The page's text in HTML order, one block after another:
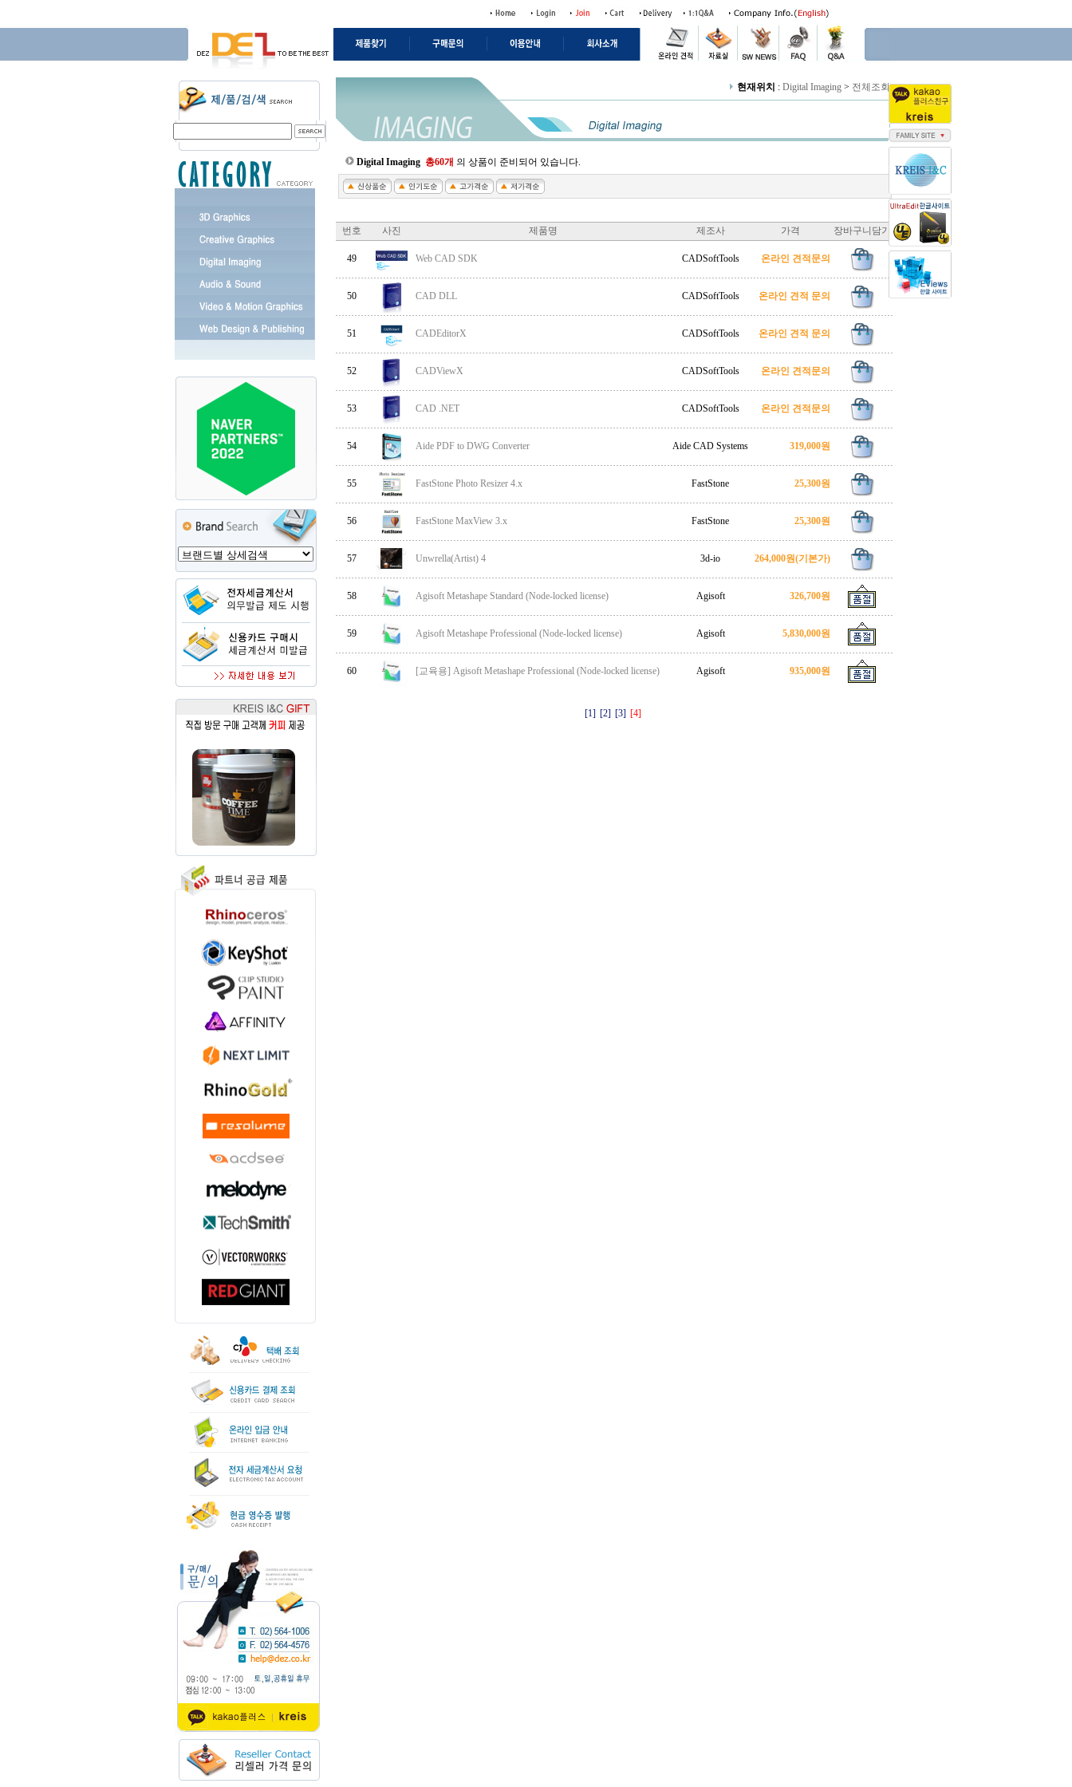
현재위치 : Digital Imaging> 전체조회
Digital Imaging 총60개 의 상품이 준비되어 있습니다.
번호 사진 제품명 제조사 가격 장바구니담기
49 Web CAD SDK CADSoftTools 온라인 견적문의
50 CAD DLL CADSoftTools 온라인 견적 문의
51 CADEditorX CADSoftTools 온라인 견적 문의
52 CADViewX CADSoftTools 온라인 견적문의
53 CAD .NET CADSoftTools 온라인 견적문의
54 Aide PDF to DWG Converter Aide CAD Systems 319,000원
55 FastStone Photo Resizer 4.x FastStone 25,300원
56 FastStone MaxView 3.x FastStone 25,300원
57 Unwrella(Artist) 4 3d-io 264,000원(기본가)
58 Agisoft Metashape Standard (Node-locked license) Agisoft 326,700원
59 Agisoft Metashape Professional (Node-locked license) Agisoft 5,830,000원
60 [교육용] Agisoft Metashape Professional (Node-locked license) Agisoft 935,000원
[1] [2] [3] [4]